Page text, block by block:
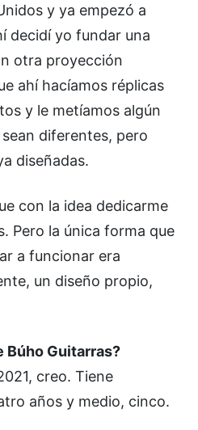
y ya empezó a
decidí yo fundar una
otra proyección
ahí hacíamos réplicas
y le metíamos algún
diferentes, pero
diseñadas.
con la idea dedicarme
Pero la única forma que
a funcionar era
un diseño propio,
Búho Guitarras?
creo. Tiene
años y medio, cinco.